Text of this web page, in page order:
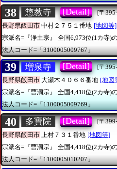
38 惣教寺 [Detail]
[〒
長野県飯田市 中村２７５１番地 [地図等]
宗派名=『浄土宗』
全国6,973位(1カ寺)
法人コード=「3100005009767」
39 増泉寺 [Detail]
[〒
長野県飯田市 大瀬木４０６６番地 [地図
宗派名=『曹洞宗』
全国4,418位(2カ寺)
法人コード=「1100005009769」
40 多寶院 [Detail]
[〒
長野県飯田市 上村７３１番地 [地図等]
宗派名=『曹洞宗』
全国4,418位(2カ寺)
法人コード=「1100005010207」